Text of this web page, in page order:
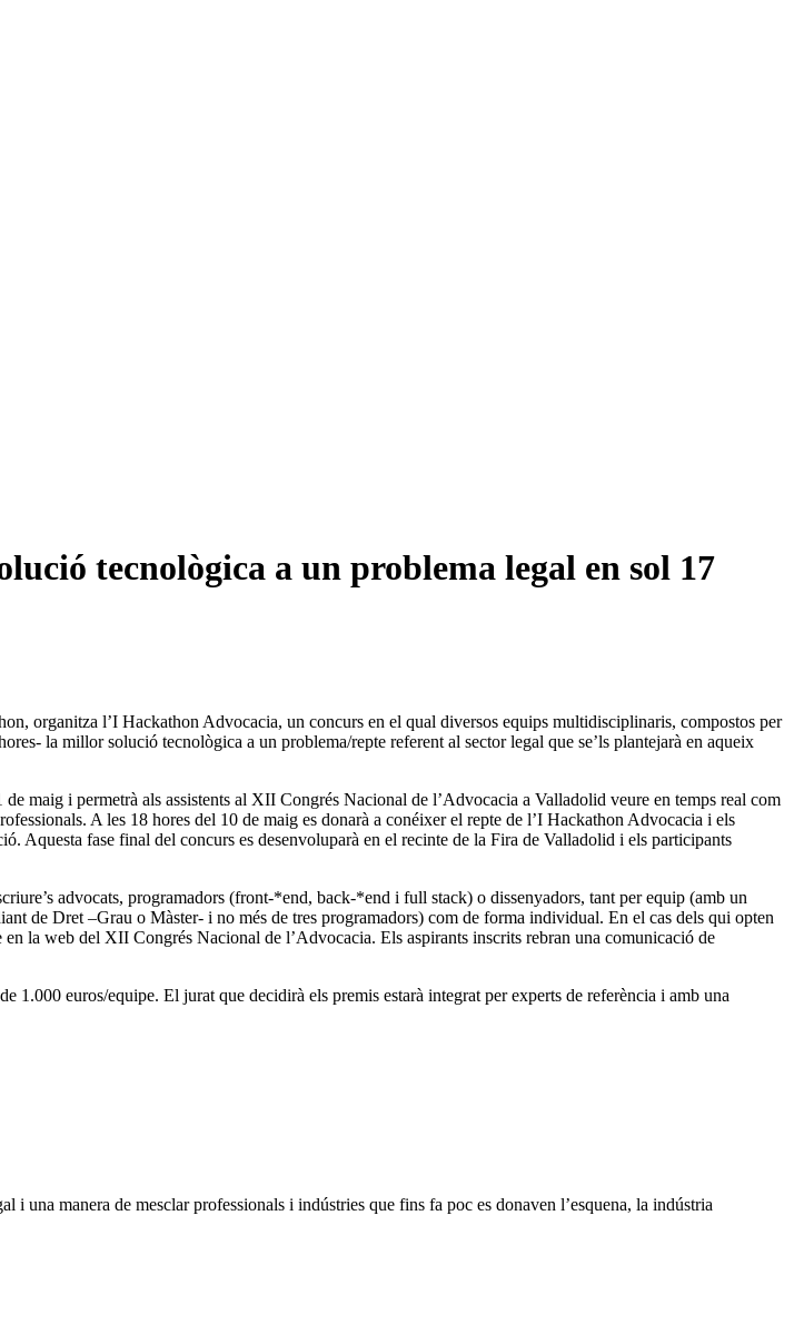
tecnològica a un problema legal en sol 17
organitza l’I Hackathon Advocacia, un concurs en el qual diversos equips multidisciplinaris, compostos per
la millor solució tecnològica a un problema/repte referent al sector legal que se’ls plantejarà en aqueix
maig i permetrà als assistents al XII Congrés Nacional de l’Advocacia a Valladolid veure en temps real com
A les 18 hores del 10 de maig es donarà a conéixer el repte de l’I Hackathon Advocacia i els
Aquesta fase final del concurs es desenvoluparà en el recinte de la Fira de Valladolid i els participants
advocats, programadors (front-*end, back-*end i full stack) o dissenyadors, tant per equip (amb un
de Dret –Grau o Màster- i no més de tres programadors) com de forma individual. En el cas dels qui opten
la web del XII Congrés Nacional de l’Advocacia. Els aspirants inscrits rebran una comunicació de
euros/equipe. El jurat que decidirà els premis estarà integrat per experts de referència i amb una
una manera de mesclar professionals i indústries que fins fa poc es donaven l’esquena, la indústria